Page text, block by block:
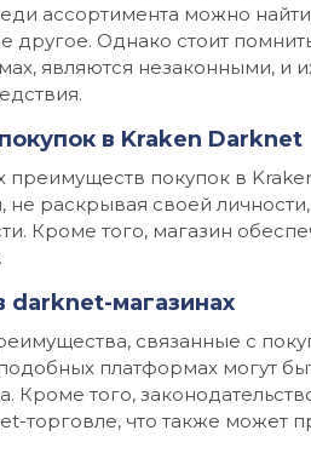
ассортимента можно
другое. Однако стоит
являются незаконными, и
в Kraken Darknet
покупок в
не раскрывая своей
Кроме того, магазин
darknet-магазинах
связанные с
платформах могут
Кроме того,
торговле, что также может